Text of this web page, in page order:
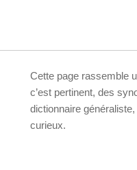
Cette page rassemble
c’est pertinent, des
dictionnaire
curieux.